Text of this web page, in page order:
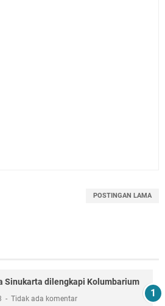
POSTINGAN LAMA
Sinukarta dilengkapi Kolumbarium
Tidak ada komentar